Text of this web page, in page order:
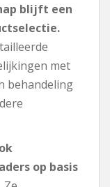
blijft een
met
behandeling
op basis